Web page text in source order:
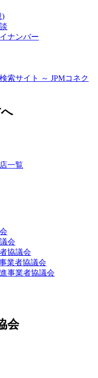
)
ナンバー
索サイト ～ JPMコネク
一覧
会
協議会
業者協議会
事業者協議会
会